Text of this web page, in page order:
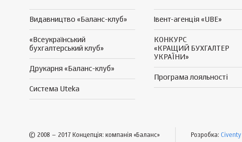
Видавництво «Баланс-клуб»
«Всеукраїнський
бухгалтерський клуб»
Друкарня «Баланс-клуб»
Система Uteka
Івент-агенція «UBE»
КОНКУРС
«КРАЩИЙ БУХГАЛТЕР
УКРАЇНИ»
Програма лояльності
© 2008 – 2017 Концепція: компанія «Баланс» Розробка: Civenty